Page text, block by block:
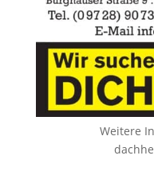
Weitere